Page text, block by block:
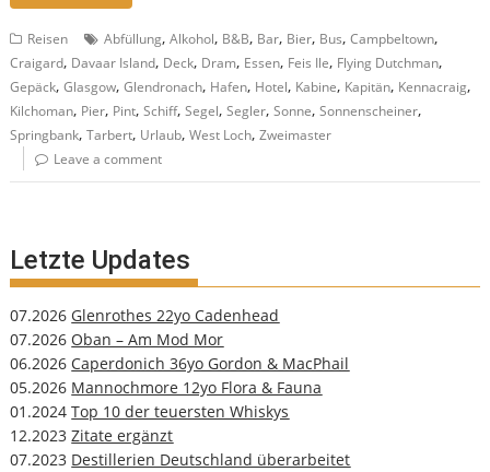
Reisen Abfüllung,Alkohol, B&B, Bar, Bier, Bus,Campbeltown,
Craigard, Davaar Island, Deck, Dram, Essen, Feis Ile, Flying Dutchman,
Gepäck,Glasgow,Glendronach, Hafen, Hotel, Kabine, Kapitän, Kennacraig,
Kilchoman, Pier, Pint,Schiff,Segel,Segler,Sonne,Sonnenscheiner,
Springbank,Tarbert, Urlaub,West Loch,Zweimaster
Leave a comment
Letzte Updates
07.2026 Glenrothes 22yo Cadenhead
07.2026 Oban – Am Mod Mor
06.2026 Caperdonich 36yo Gordon & MacPhail
05.2026 Mannochmore 12yo Flora & Fauna
01.2024Top 10 der teuersten Whiskys
12.2023Zitate ergänzt
07.2023 Destillerien Deutschland überarbeitet